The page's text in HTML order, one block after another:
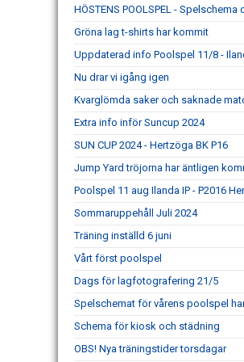
HÖSTENS POOLSPEL -
Gröna lag t-shirts har kommit
Uppdaterad info Poolspel 11/8 -
Nu drar vi igång igen
Kvarglömda saker och saknade
Extra info inför Suncup 2024
SUN CUP 2024 - Hertzöga BK P16
Jump Yard tröjorna har äntligen
Poolspel 11 aug Ilanda IP - P2016
Sommaruppehåll Juli 2024
Träning inställd 6 juni
Vårt först poolspel
Dags för lagfotografering 21/5
Spelschemat för vårens poolspel
Schema för kiosk och städning
OBS! Nya träningstider torsdagar